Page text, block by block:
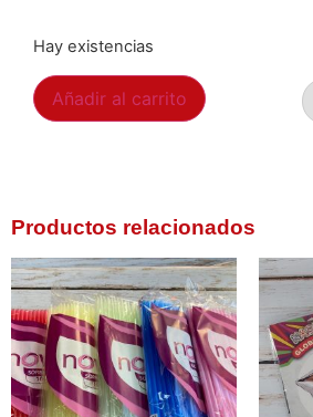
Hay existencias
Añadir al carrito
Productos relacionados